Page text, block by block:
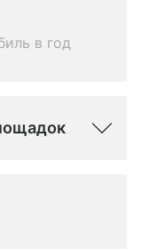
в год